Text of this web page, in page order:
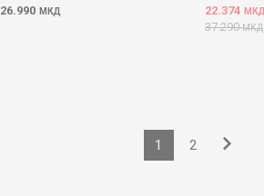
26.990 МКД 22.374 МКД
37.290МКД
1 2